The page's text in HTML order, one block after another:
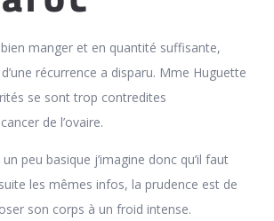
manger et en quantité suffisante,
récurrence a disparu. Mme Huguette
se sont trop contredites
de l’ovaire.
peu basique j’imagine donc qu’il faut
les mêmes infos, la prudence est de
son corps à un froid intense.